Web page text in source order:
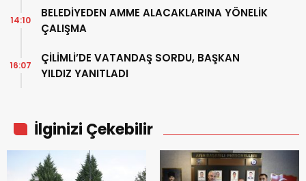
BELEDİYEDEN AMME ALACAKLARINA YÖNELİK
ÇALIŞMA
14:10
ÇİLİMLİ’DE VATANDAŞ SORDU, BAŞKAN
YILDIZ YANITLADI
16:07
İlginizi Çekebilir